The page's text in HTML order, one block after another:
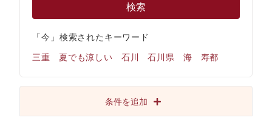
検索
「今」検索されたキーワード
三重 夏でも涼しい 石川 石川県 海 寿都
条件を追加